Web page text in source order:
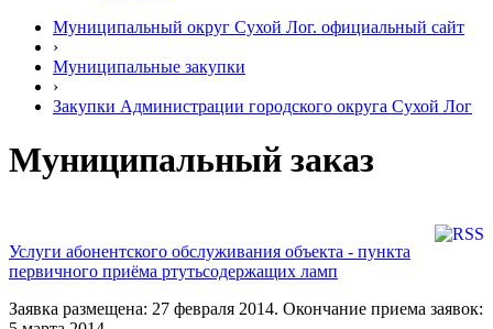
Муниципальный округ Сухой Лог. официальный сайт
›
Муниципальные закупки
›
Закупки Администрации городского округа Сухой Лог
Муниципальный заказ
Услуги абонентского обслуживания объекта - пункта
первичного приёма ртутьсодержащих ламп
Заявка размещена: 27 февраля 2014. Окончание приема заявок: